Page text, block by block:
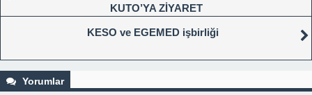
KUTO’YA ZİYARET
KESO ve EGEMED işbirliği
Yorumlar